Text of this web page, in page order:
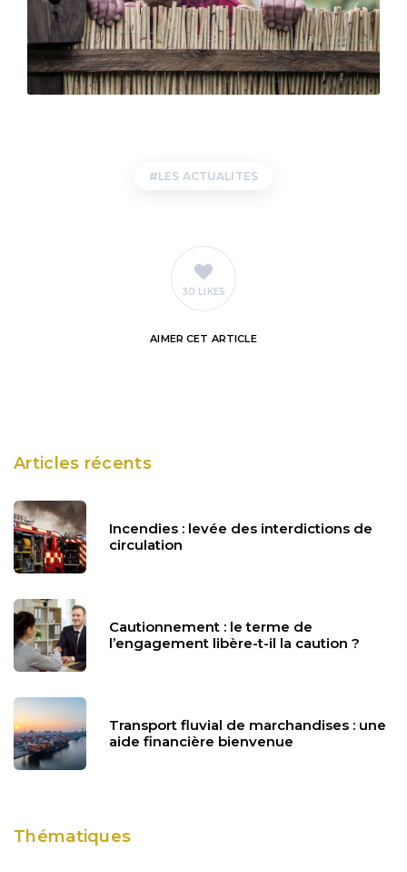
LES ACTUALITES
30 LIKES
AIMER CET ARTICLE
Articles récents
Incendies : levée des interdictions de
circulation
Cautionnement : le terme de
l’engagement libère-t-il la caution ?
Transport fluvial de marchandises : une
aide financière bienvenue
Thématiques